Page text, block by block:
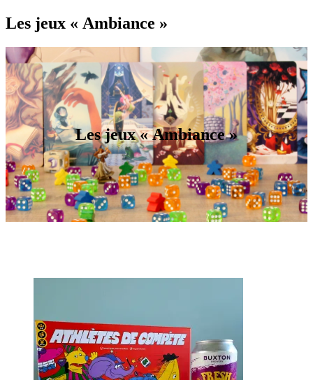
Les jeux « Ambiance »
Les jeux « Ambiance »